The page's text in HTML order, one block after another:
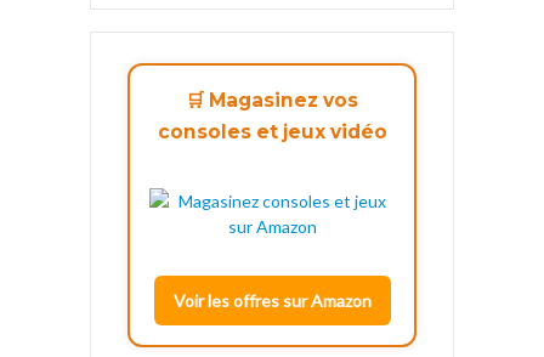
🛒 Magasinez vos
consoles et jeux vidéo
Voir les offres sur Amazon